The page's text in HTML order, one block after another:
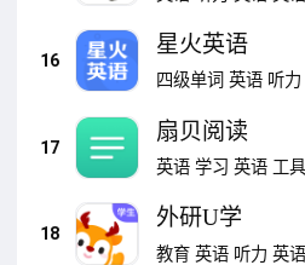
16
星火英语
四级单词 英语 听力
17
扇贝阅读
英语 学习 英语 工具
18
外研U学
教育 英语 听力 英语